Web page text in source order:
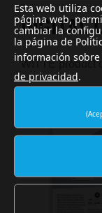
DIGITAL
WITTE product
Esta web utiliza
página web,
cambiar la
la página de
información
de privacidad.